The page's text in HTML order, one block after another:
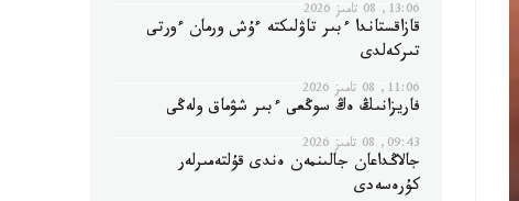
13:06, 08 تامىز 2026
قازاقستاندا ءبىر تاۋلىكتە ءۇش ورمان ءورتى
تىركەلدى
11:06, 08 تامىز 2026
فاريزانىڭ ەڭ سوڭعى ءبىر شۋماق ولەڭى
09:43, 08 تامىز 2026
جالاڭداعان جالىنمەن ەندى قۇلتەمىرلەر
كۇرەسەدى